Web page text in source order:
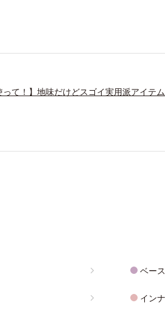
って！】地味だけどスゴイ実用派アイテ
ベー
イン